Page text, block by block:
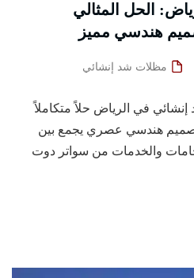
الحل المثالي
هندسي مميز
مظلات شد إنشائي
في الرياض حلاً متكاملاً
هندسي عصري يجمع بين
والخدمات من سواتر دوت